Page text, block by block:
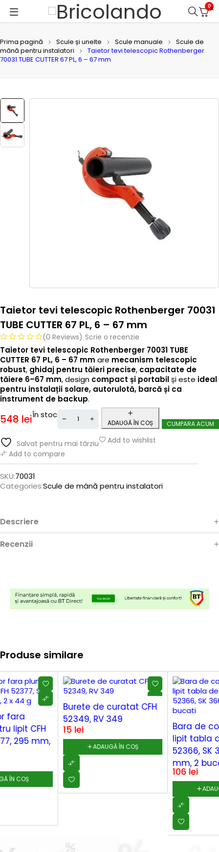
0
Prima pagină Scule și unelte Scule manuale
Scule de
mână pentru instalatori
Taietor tevi telescopic Rothenberger
70031 TUBE CUTTER 67 PL, 6 – 67 mm
Taietor tevi telescopic Rothenberger 70031
TUBE CUTTER 67 PL, 6 – 67 mm
(0 Reviews) Scrie o recenzie
Taietor tevi telescopic Rothenberger 70031 TUBE
CUTTER 67 PL, 6 – 67 mm are mecanism telescopic
robust, ghidaj pentru tăieri precise, capacitate de
tăiere 6–67 mm, design compact și portabilși este ideal
pentru instalații solare, autorulotă, barcă și ca
instrument de backup.
548 leiÎn stoc
ADAUGĂ ÎN COȘ CUMPARA ACUM
Salvat pentru mai târziu
Add to wishlist
Add to compare
SKU:70031
Categories:Scule de mână pentru instalatori
Descriere
Recenzii
Produse similare
Burete de curatat CFH
52349, RV 349
15lei
ADAUGĂ ÎN COȘ
Bara de cositor pentru
lipit tabla de cupru CFH
52366, SK 366, 333